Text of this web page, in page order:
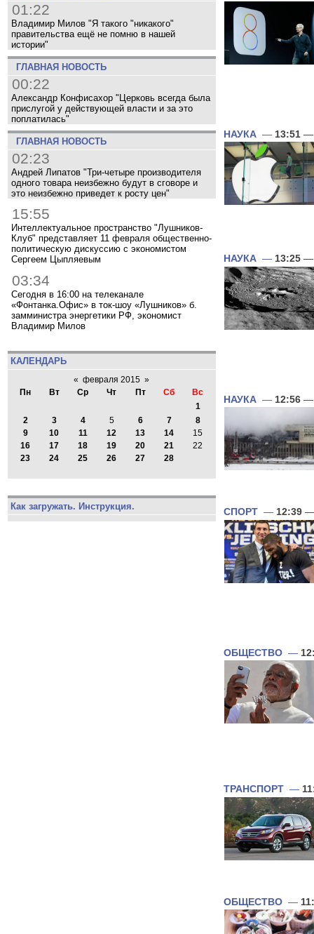
01:22
Владимир Милов "Я такого "никакого"
правительства ещё не помню в нашей
истории"
ГЛАВНАЯ НОВОСТЬ
00:22
Александр Конфисахор "Церковь всегда была
прислугой у действующей власти и за это
поплатилась"
ГЛАВНАЯ НОВОСТЬ
02:23
Андрей Липатов "Три-четыре производителя
одного товара неизбежно будут в сговоре и
это неизбежно приведет к росту цен"
15:55
Интеллектуальное пространство "Лушников-
Клуб" представляет 11 февраля общественно-
политическую дискуссию с экономистом
Сергеем Цыпляевым
03:34
Сегодня в 16:00 на телеканале
«Фонтанка.Офис» в ток-шоу «Лушников» б.
замминистра энергетики РФ, экономист
Владимир Милов
КАЛЕНДАРЬ
« февраля 2015 »
Пн
Вт Ср Чт Пт Сб
Вс
1
2
3 4 5 6 7
8
9
10 11 12 13 14
15
16
17 18 19 20 21
22
23
24 25 26 27 28
Как загружать. Инструкция.
НАУКА — 13:51 —
НАУКА — 13:25 —
НАУКА — 12:56 —
СПОРТ — 12:39 —
ОБЩЕСТВО —
ТРАНСПОРТ —
ОБЩЕСТВО —